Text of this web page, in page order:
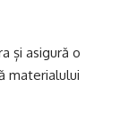
și asigură o
materialului